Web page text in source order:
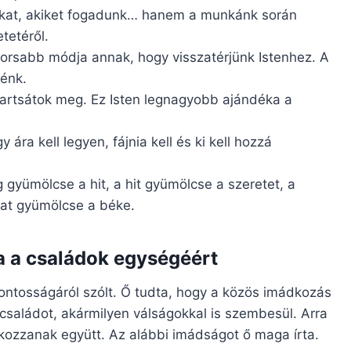
akiket fogadunk… hanem a munkánk során
módja annak, hogy visszatérjünk Istenhez. A
meg. Ez Isten legnagyobb ajándéka a
ára kell legyen, fájnia kell és ki kell hozzá
a hit, a hit gyümölcse a szeretet, a
gyümölcse a béke.
a családok egységéért
szólt. Ő tudta, hogy a közös imádkozás
akármilyen válságokkal is szembesül. Arra
együtt. Az alábbi imádságot ő maga írta.